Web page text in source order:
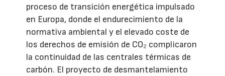
proceso de transición energética impulsado
en Europa, donde el endurecimiento de la
normativa ambiental y el elevado coste de
los derechos de emisión de CO₂ complicaron
la continuidad de las centrales térmicas de
carbón. El proyecto de desmantelamiento